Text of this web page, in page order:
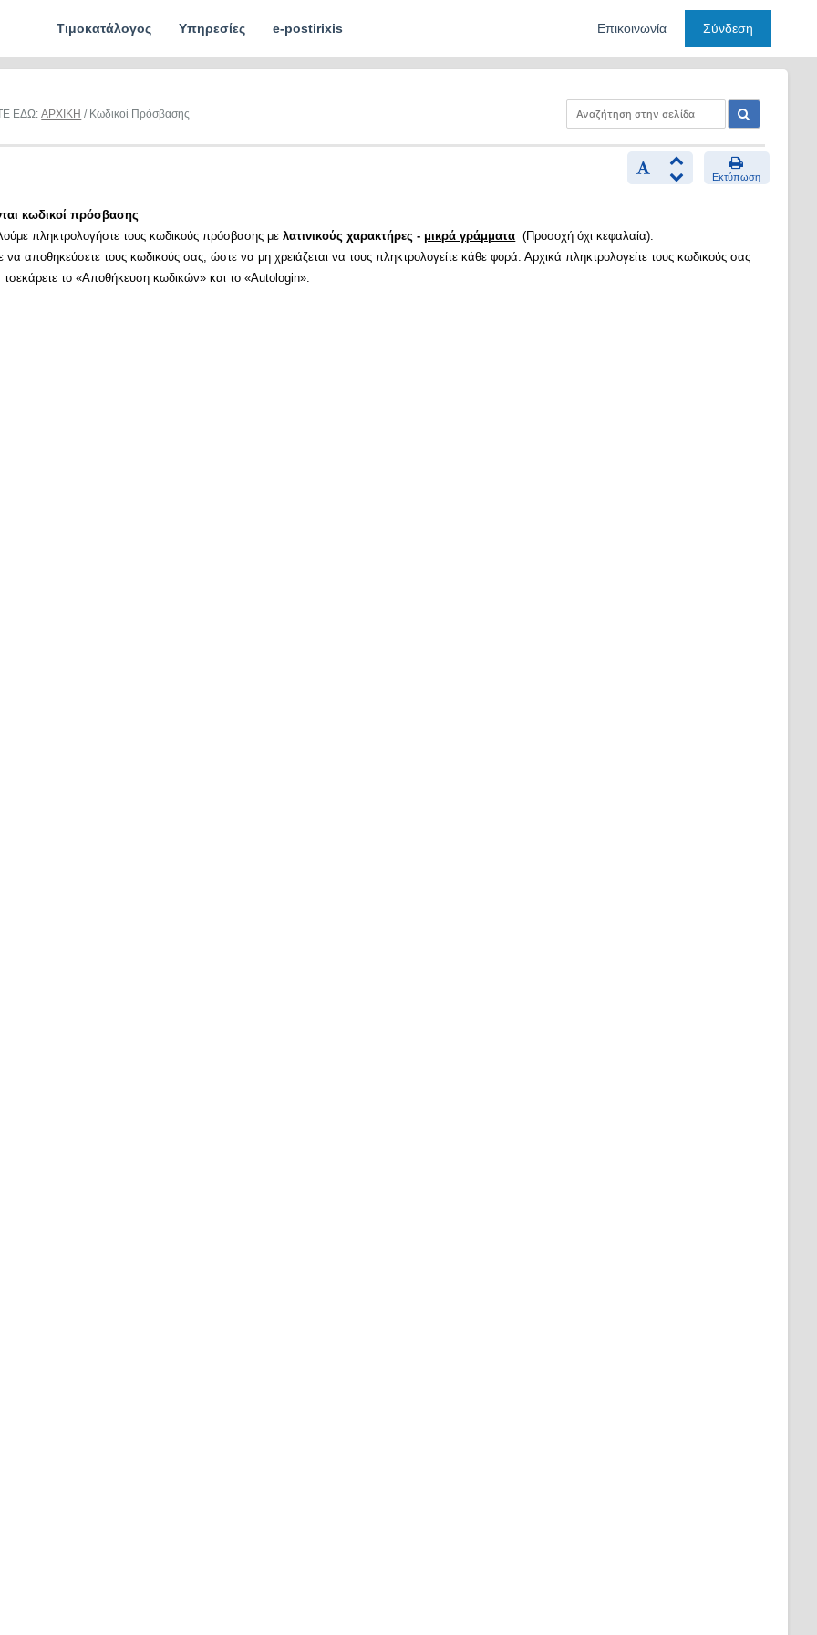
Τιμοκατάλογος Υπηρεσίες e-postirixis Επικοινωνία Σύνδεση
ΕΔΩ:ΑΡΧΙΚΗ / Κωδικοί Πρόσβασης
Εκτύπωση
κωδικοί πρόσβασης
πληκτρολογήστε τους κωδικούς πρόσβασης μελατινικούς χαρακτήρες - μικρά γράμματα (Προσοχή όχι κεφαλαία).
να αποθηκεύσετε τους κωδικούς σας, ώστε να μη χρειάζεται να τους πληκτρολογείτε κάθε φορά: Αρχικά πληκτρολογείτε τους κωδικούς σας
τσεκάρετε το «Αποθήκευση κωδικών» και το «Autologin».